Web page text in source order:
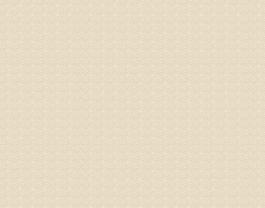
气，一
专家回
来诊请
姓名
专家回
病情描
专家回
疗，具